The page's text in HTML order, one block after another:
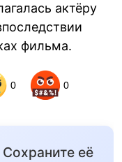
актёру
фильма.
0 0
её